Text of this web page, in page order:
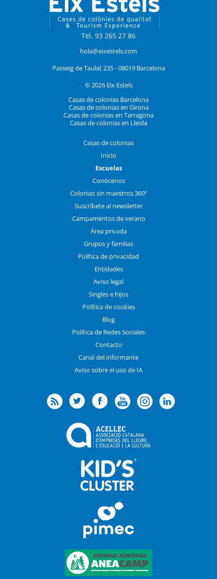
Tel. 93 265 27 86
hola@eixestels.com
Passeig de Taulat 235 - 08019 Barcelona
© 2026 Eix Estels
Casas de colonias Barcelona
Casas de colonias en Girona
Casas de colonias en Tarragona
Casas de colonias en Lleida
Casas de colonias
Inicio
Escuelas
Conócenos
Colonias sin maestros 360º
Suscríbete al newsletter
Campamentos de verano
Área privada
Grupos y familias
Política de privacidad
Entidades
Aviso legal
Singles e hijos
Política de cookies
Blog
Política de Redes Sociales
Contacto
Canal del informante
Aviso sobre el uso de IA